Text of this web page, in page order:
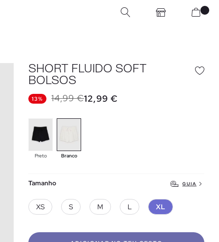
SHORT FLUIDO SOFT
BOLSOS
13% 14,99 €12,99 €
Preto Branco
Tamanho GUIA
XS S M L XL